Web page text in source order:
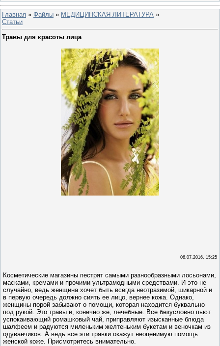
Главная » Файлы » МЕДИЦИНСКАЯ ЛИТЕРАТУРА »
Статьи
Травы для красоты лица
06.07.2016, 15:25
Косметические магазины пестрят самыми разнообразными лосьонами,
масками, кремами и прочими ультрамодными средствами. И это не
случайно, ведь женщина хочет быть всегда неотразимой, шикарной и
в первую очередь должно сиять ее лицо, вернее кожа. Однако,
женщины порой забывают о помощи, которая находится буквально
под рукой. Это травы и, конечно же, лечебные. Все безусловно пьют
успокаивающий ромашковый чай, приправляют изысканные блюда
шалфеем и радуются миленьким желтеньким букетам и веночкам из
одуванчиков. А ведь все эти травки окажут неоценимую помощь
женской коже. Присмотритесь внимательно.